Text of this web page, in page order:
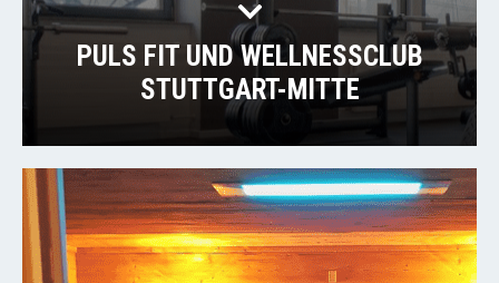
PULS FIT UND WELLNESSCLUB
STUTTGART-MITTE